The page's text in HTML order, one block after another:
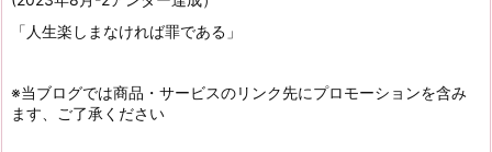
「人生楽しまなければ罪である」
※当ブログでは商品・サービスのリンク先にプロモーションを含み
ます、ご了承ください